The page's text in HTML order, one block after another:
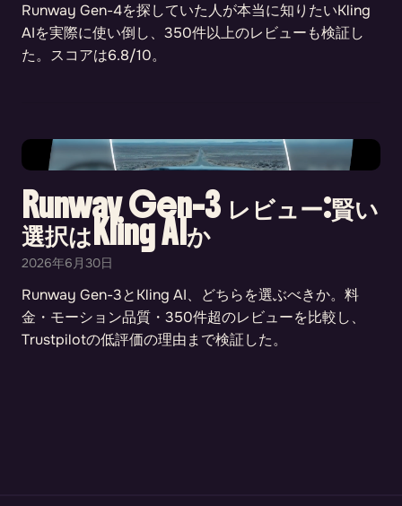
Runway Gen-4を探していた人が本当に知りたいKling
AIを実際に使い倒し、350件以上のレビューも検証し
た。スコアは6.8/10。
Runway Gen-3 レビュー:賢い
選択はKling AIか
2026年6月30日
Runway Gen-3とKling AI、どちらを選ぶべきか。料
金・モーション品質・350件超のレビューを比較し、
Trustpilotの低評価の理由まで検証した。